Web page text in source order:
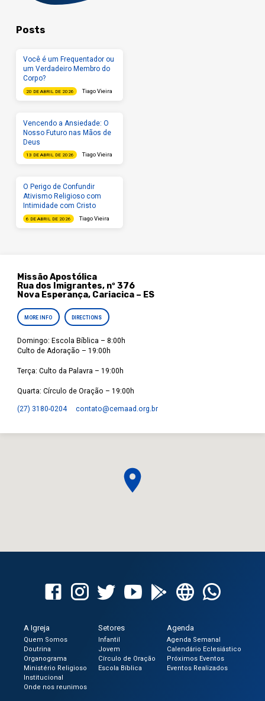
Posts
Você é um Frequentador ou
um Verdadeiro Membro do
Corpo?
20 DE ABRIL DE 2026 Tiago Vieira
Vencendo a Ansiedade: O
Nosso Futuro nas Mãos de
Deus
13 DE ABRIL DE 2026 Tiago Vieira
O Perigo de Confundir
Ativismo Religioso com
Intimidade com Cristo
6 DE ABRIL DE 2026 Tiago Vieira
Missão Apostólica
Rua dos Imigrantes, nº 376
Nova Esperança, Cariacica – ES
MORE INFO DIRECTIONS
Domingo: Escola Bíblica – 8:00h
Culto de Adoração – 19:00h
Terça: Culto da Palavra – 19:00h
Quarta: Círculo de Oração – 19:00h
(27) 3180-0204 contato​@cemaad.org.br
A Igreja
Quem Somos
Doutrina
Organograma
Ministério Religioso
Institucional
Onde nos reunimos
Setores
Infantil
Jovem
Círculo de Oração
Escola Bíblica
Agenda
Agenda Semanal
Calendário Eclesiástico
Próximos Eventos
Eventos Realizados